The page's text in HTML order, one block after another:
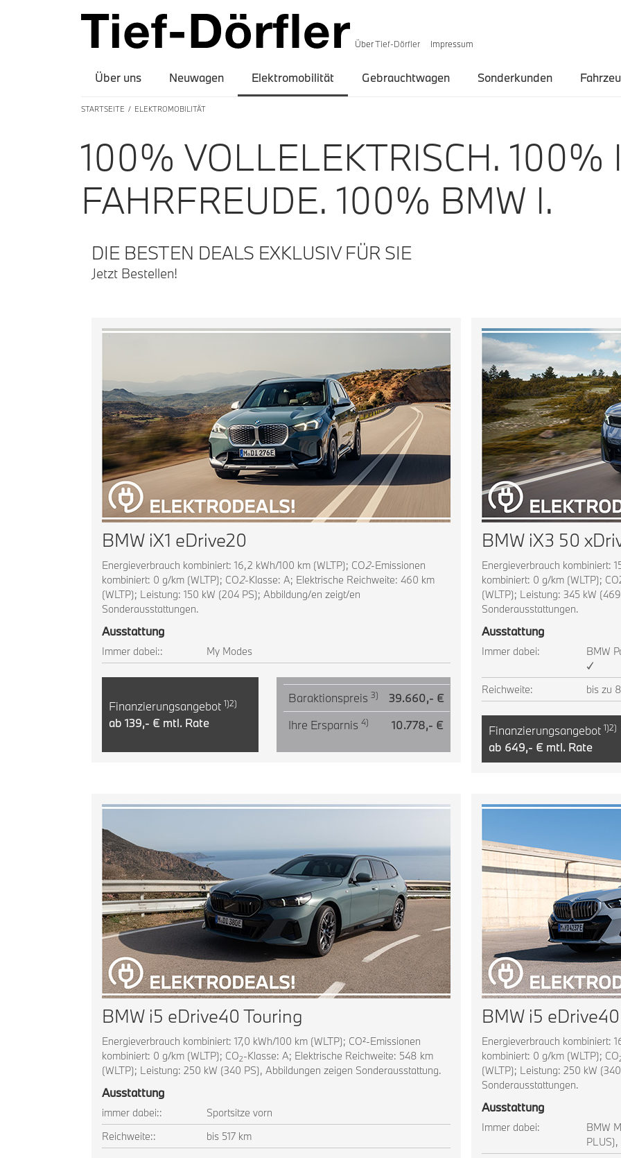
ÜberTief-Dörfler Impressum
Über uns Neuwagen Elektromobilität Gebrauchtwagen Sonderkunden
STARTSEITE ELEKTROMOBILITÄT
100% VOLLELEKTRISCH. 100%
FAHRFREUDE. 100% BMW I.
DIE BESTEN DEALS EXKLUSIV FÜR SIE
Jetzt Bestellen!
BMW iX1 eDrive20
Energieverbrauch kombiniert: 16,2 kWh/100 km (WLTP); CO2-Emissionen
kombiniert: 0 g/km (WLTP); CO2-Klasse: A; Elektrische Reichweite: 460 km
(WLTP); Leistung: 150 kW (204 PS); Abbildung/en zeigt/en
Sonderausstattungen.
Ausstattung
Immer dabei:: My Modes
Finanzierungsangebot 1)2)
ab 139,- € mtl. Rate
Baraktionspreis 3)
39.660,- €
Ihre Ersparnis 4) 10.778,- €
BMW iX3 50
Energieverbrauch kombiniert:
kombiniert: 0 g/km (WLTP);
(WLTP); Leistung: 345 kW
Sonderausstattungen.
Ausstattung
Immer dabei:
BMW
✓
Reichweite:
bis zu
Finanzierungsangebot 1)2)
ab 649,- € mtl. Rate
BMW i5 eDrive40 Touring
Energieverbrauch kombiniert: 17,0 kWh/100 km (WLTP); CO²-Emissionen
kombiniert: 0 g/km (WLTP); CO2-Klasse: A; Elektrische Reichweite: 548 km
(WLTP); Leistung: 250 kW (340 PS), Abbildungen zeigen Sonderausstattung.
Ausstattung
immer dabei::
Sportsitze vorn
Reichweite::
bis 517 km
BMW i5
Energieverbrauch kombiniert:
kombiniert: 0 g/km (WLTP); CO
(WLTP); Leistung: 250 kW
Sonderausstattungen.
Ausstattung
Immer dabei:
BMW